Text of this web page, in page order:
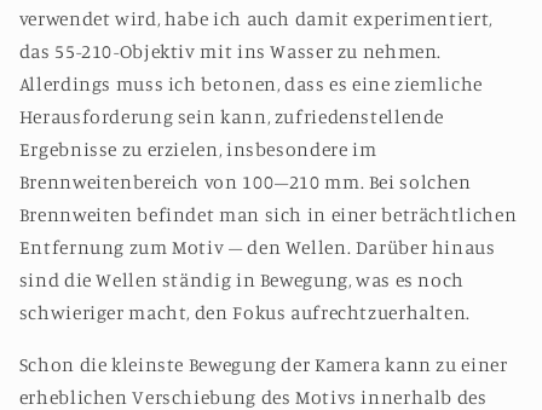
verwendet wird, habe ich auch damit experimentiert,
das 55-210-Objektiv mit ins Wasser zu nehmen.
Allerdings muss ich betonen, dass es eine ziemliche
Herausforderung sein kann, zufriedenstellende
Ergebnisse zu erzielen, insbesondere im
Brennweitenbereich von 100–210 mm. Bei solchen
Brennweiten befindet man sich in einer beträchtlichen
Entfernung zum Motiv – den Wellen. Darüber hinaus
sind die Wellen ständig in Bewegung, was es noch
schwieriger macht, den Fokus aufrechtzuerhalten.
Schon die kleinste Bewegung der Kamera kann zu einer
erheblichen Verschiebung des Motivs innerhalb des